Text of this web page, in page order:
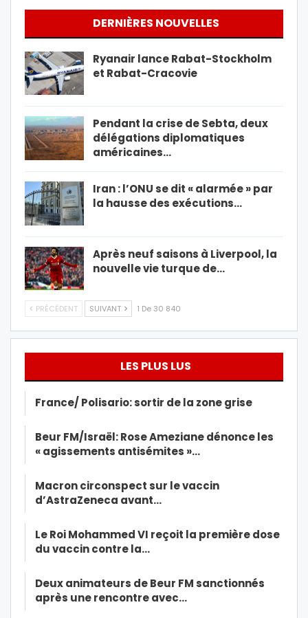
DERNIÈRES NOUVELLES
Ryanair lance Rabat-Stockholm
et Rabat-Cracovie
Pendant la crise de Sebta, deux
délégations diplomatiques
américaines…
Iran : l’ONU se dit « alarmée » par
la hausse des exécutions…
Après neuf saisons à Liverpool, la
nouvelle vie turque de…
PRÉCÉDENT SUIVANT 1 De 30 840
LES PLUS LUS
France/ Polisario: sortir de la zone grise
Beur FM/Israël: Rose Ameziane dénonce les
« agissements antisémites »…
Macron circonspect sur le vaccin
d’AstraZeneca avant…
Le Roi Mohammed VI reçoit la première dose
du vaccin contre la…
Deux animateurs de Beur FM sanctionnés
après une rencontre avec…